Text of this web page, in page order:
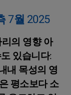
7월 2025
의 영향 아
있습니다:
내 목성의 영
평소보다 소